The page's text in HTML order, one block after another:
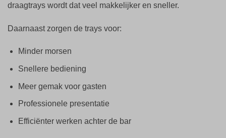
draagtrays wordt dat veel makkelijker en sneller.
Daarnaast zorgen de trays voor:
Minder morsen
Snellere bediening
Meer gemak voor gasten
Professionele presentatie
Efficiënter werken achter de bar